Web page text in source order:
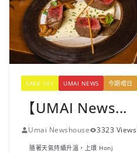
SAKE 101 UMAI NEWS 今期嚐日
【UMAI News...
Umai Newshouse 3323 Views
隨著天氣持續升溫，上環 Honj